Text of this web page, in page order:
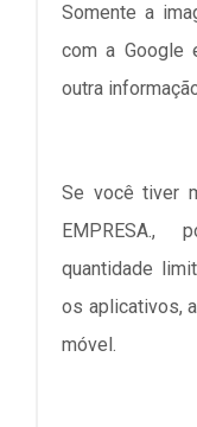
Somente a
com a Google
outra
Se você tiver
EMPRESA.,
quantidade
os aplicativos,
móvel.